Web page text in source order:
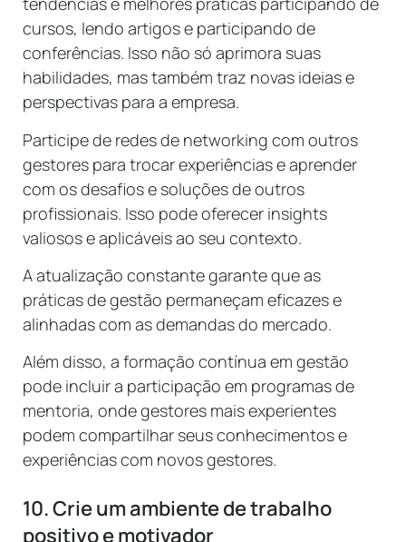
cursos, lendo artigos e participando de
conferências. Isso não só aprimora suas
habilidades, mas também traz novas ideias e
perspectivas para a empresa.
Participe de redes de networking com outros
gestores para trocar experiências e aprender
com os desafios e soluções de outros
profissionais. Isso pode oferecer insights
valiosos e aplicáveis ao seu contexto.
A atualização constante garante que as
práticas de gestão permaneçam eficazes e
alinhadas com as demandas do mercado.
Além disso, a formação contínua em gestão
pode incluir a participação em programas de
mentoria, onde gestores mais experientes
podem compartilhar seus conhecimentos e
experiências com novos gestores.
10. Crie um ambiente de trabalho
positivo e motivador